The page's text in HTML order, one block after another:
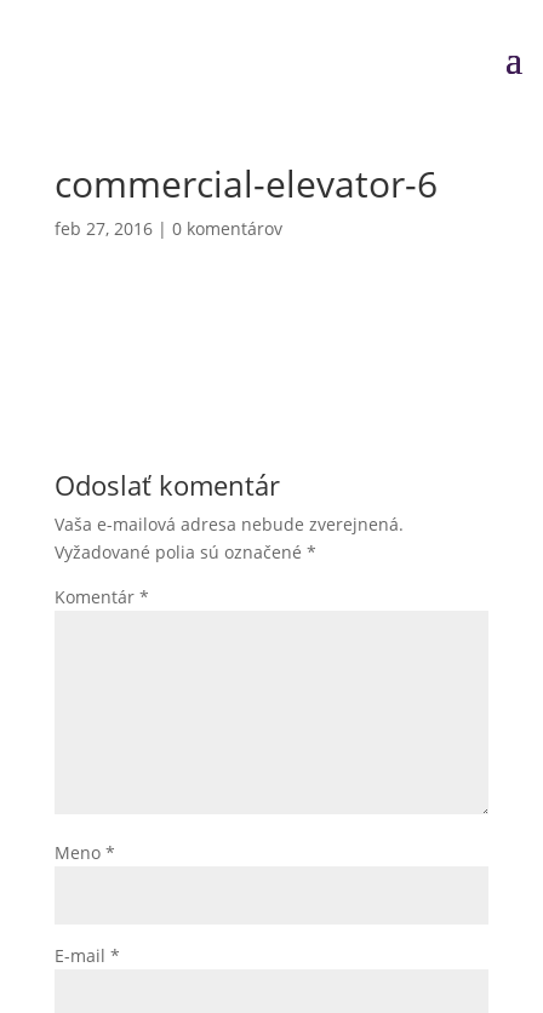
commercial-elevator-6
feb 27, 2016| 0 komentárov
Odoslať komentár
Vaša e-mailová adresa nebude zverejnená.
Vyžadované polia sú označené *
Komentár *
Meno *
E-mail *